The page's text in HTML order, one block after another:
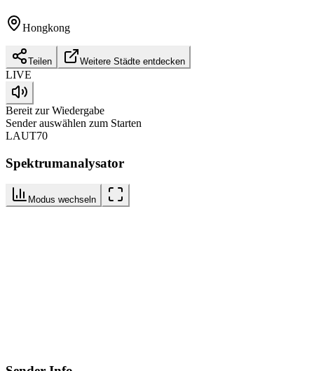
Hongkong
Teilen Weitere Städte entdecken
LIVE
Bereit zur Wiedergabe
Sender auswählen zum Starten
LAUT70
Spektrumanalysator
Modus wechseln